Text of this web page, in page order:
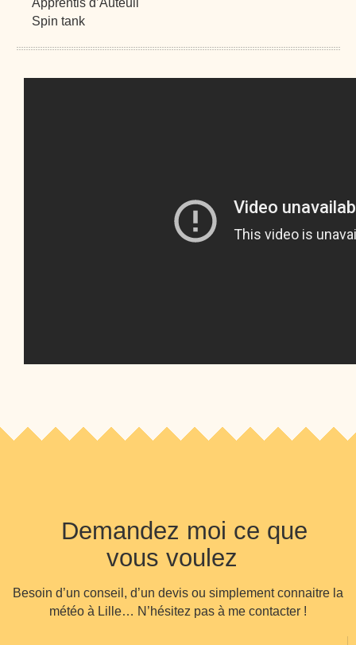
Apprentis d’Auteuil
Spin tank
Demandez moi ce que
vous voulez
Besoin d’un conseil, d’un devis ou simplement connaitre la
météo à Lille… N’hésitez pas à me contacter !